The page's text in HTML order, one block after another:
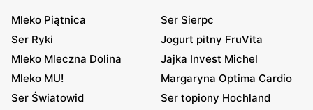
Mleko Piątnica
Ser Sierpc
Ser Ryki
Jogurt pitny FruVita
Mleko Mleczna Dolina
Jajka Invest Michel
Mleko MU!
Margaryna Optima Cardio
Ser Światowid
Ser topiony Hochland